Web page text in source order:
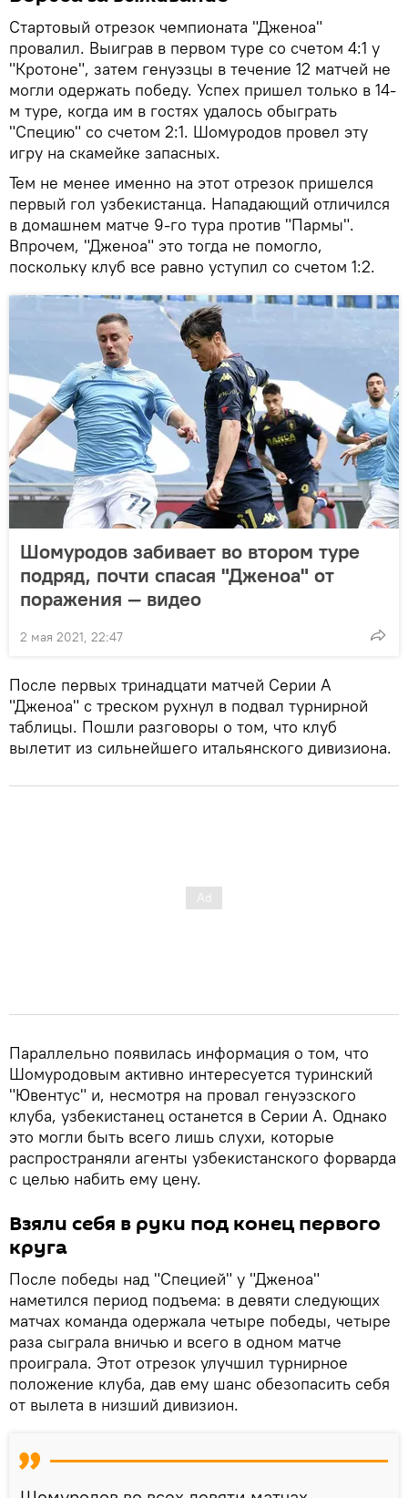
Стартовый отрезок чемпионата "Дженоа"
провалил. Выиграв в первом туре со счетом 4:1 у
"Кротоне", затем генуэзцы в течение 12 матчей не
могли одержать победу. Успех пришел только в 14-
м туре, когда им в гостях удалось обыграть
"Специю" со счетом 2:1. Шомуродов провел эту
игру на скамейке запасных.
Тем не менее именно на этот отрезок пришелся
первый гол узбекистанца. Нападающий отличился
в домашнем матче 9-го тура против "Пармы".
Впрочем, "Дженоа" это тогда не помогло,
поскольку клуб все равно уступил со счетом 1:2.
Шомуродов забивает во втором туре
подряд, почти спасая "Дженоа" от
поражения — видео
2 мая 2021, 22:47
После первых тринадцати матчей Серии А
"Дженоа" с треском рухнул в подвал турнирной
таблицы. Пошли разговоры о том, что клуб
вылетит из сильнейшего итальянского дивизиона.
Параллельно появилась информация о том, что
Шомуродовым активно интересуется туринский
"Ювентус" и, несмотря на провал генуэзского
клуба, узбекистанец останется в Серии А. Однако
это могли быть всего лишь слухи, которые
распространяли агенты узбекистанского форварда
с целью набить ему цену.
Взяли себя в руки под конец первого
круга
После победы над "Специей" у "Дженоа"
наметился период подъема: в девяти следующих
матчах команда одержала четыре победы, четыре
раза сыграла вничью и всего в одном матче
проиграла. Этот отрезок улучшил турнирное
положение клуба, дав ему шанс обезопасить себя
от вылета в низший дивизион.